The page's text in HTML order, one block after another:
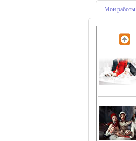
Мои работы